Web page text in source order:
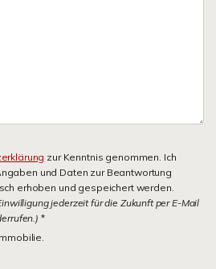
zur Kenntnis genommen. Ich
und Daten zur Beantwortung
erhoben und gespeichert werden.
jederzeit für die Zukunft per E-Mail
*